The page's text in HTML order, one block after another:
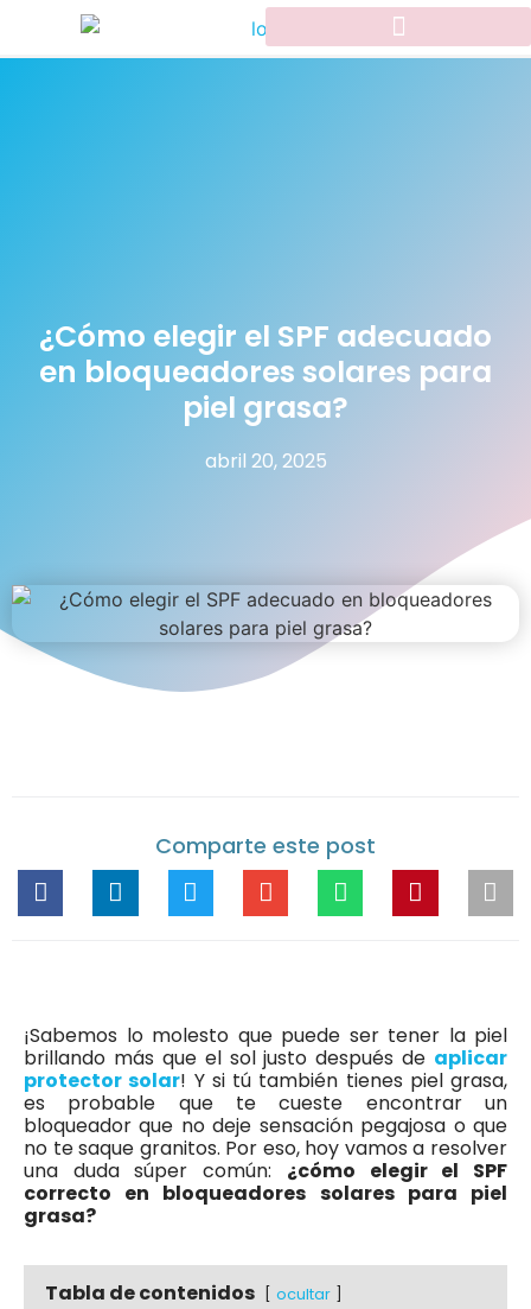
¿Cómo elegir el SPF adecuado
en bloqueadores solares para
piel grasa?
abril 20, 2025
Comparte este post
¡Sabemos lo molesto que puede ser tener la piel
brillando más que el sol justo después de aplicar
protector solar! Y si tú también tienes piel grasa,
es probable que te cueste encontrar un
bloqueador que no deje sensación pegajosa o que
no te saque granitos. Por eso, hoy vamos a resolver
una duda súper común: ¿cómo elegir el SPF
correcto en bloqueadores solares para piel
grasa?
Tabla de contenidos ocultar